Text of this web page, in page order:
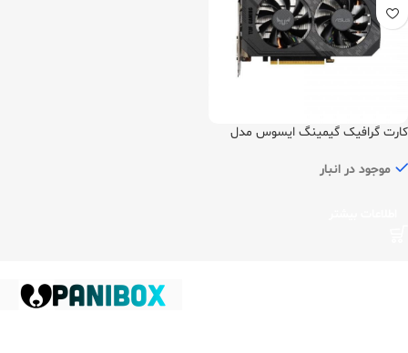
کارت گرافیک گیمینگ ایسوس مدل
موجود در انبار